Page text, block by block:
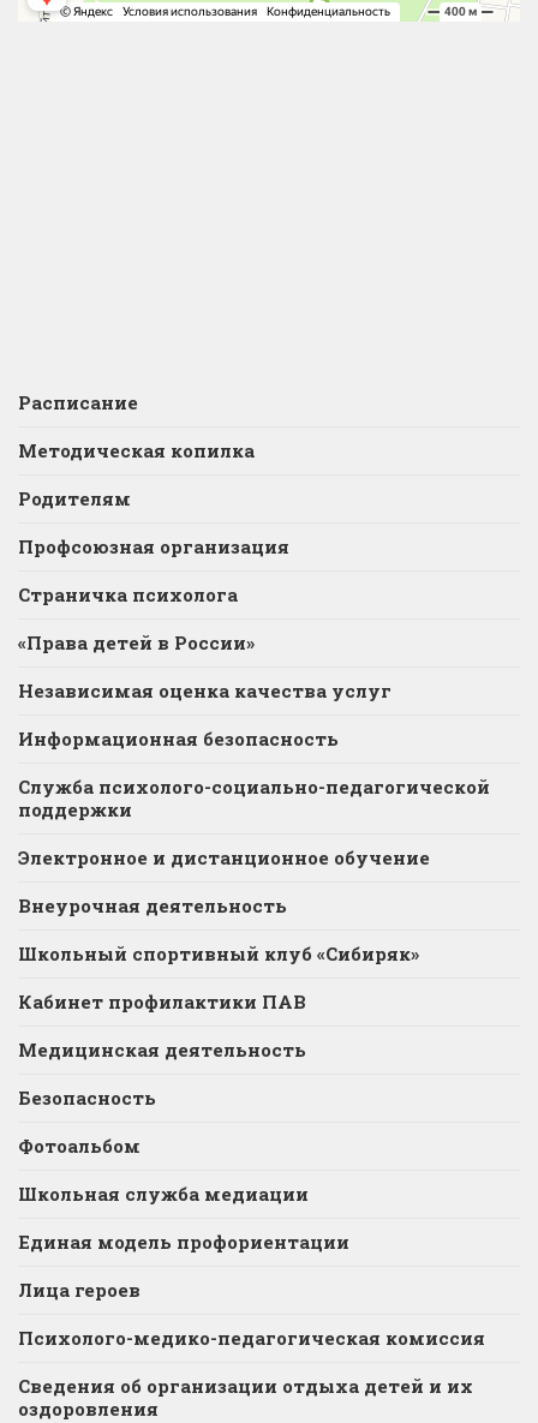
Расписание
Методическая копилка
Родителям
Профсоюзная организация
Страничка психолога
«Права детей в России»
Независимая оценка качества услуг
Информационная безопасность
Служба психолого-социально-педагогической
поддержки
Электронное и дистанционное обучение
Внеурочная деятельность
Школьный спортивный клуб «Сибиряк»
Кабинет профилактики ПАВ
Медицинская деятельность
Безопасность
Фотоальбом
Школьная служба медиации
Единая модель профориентации
Лица героев
Психолого-медико-педагогическая комиссия
Сведения об организации отдыха детей и их
оздоровления